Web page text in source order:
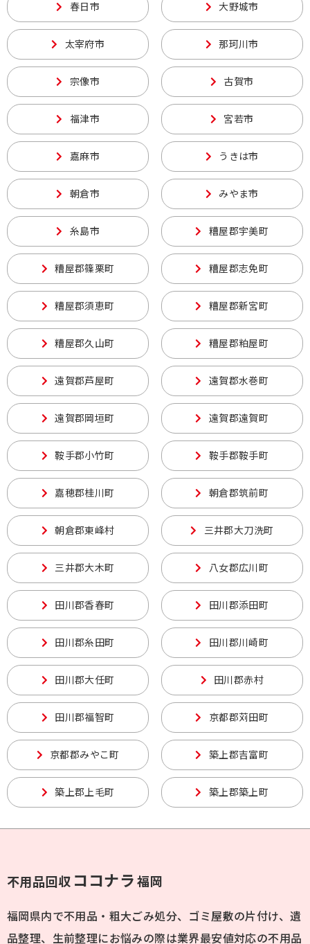
春日市 大野城市
太宰府市 那珂川市
宗像市 古賀市
福津市 宮若市
嘉麻市 うきは市
朝倉市 みやま市
糸島市 糟屋郡宇美町
糟屋郡篠栗町 糟屋郡志免町
糟屋郡須恵町 糟屋郡新宮町
糟屋郡久山町 糟屋郡粕屋町
遠賀郡芦屋町 遠賀郡水巻町
遠賀郡岡垣町 遠賀郡遠賀町
鞍手郡小竹町 鞍手郡鞍手町
嘉穂郡桂川町 朝倉郡筑前町
朝倉郡東峰村 三井郡大刀洗町
三井郡大木町 八女郡広川町
田川郡香春町 田川郡添田町
田川郡糸田町 田川郡川崎町
田川郡大任町 田川郡赤村
田川郡福智町 京都郡苅田町
京都郡みやこ町 築上郡吉富町
築上郡上毛町 築上郡築上町
不用品回収 ココナラ 福岡
福岡県内で不用品・粗大ごみ処分、ゴミ屋敷の片付け、遺
品整理、生前整理にお悩みの際は業界最安値対応の不用品